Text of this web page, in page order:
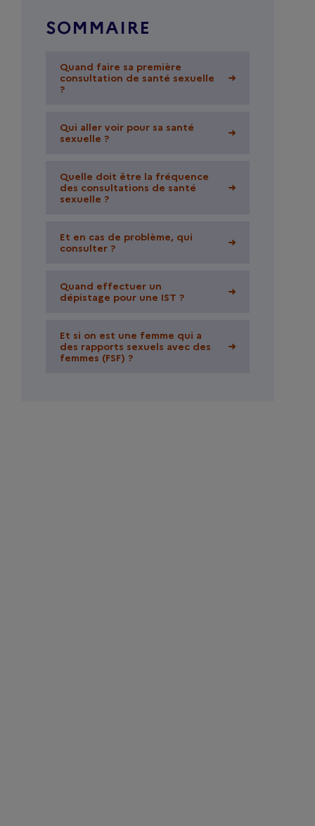
SOMMAIRE
Quand faire sa première
consultation de santé sexuelle
?
Quand faire sa première
consultation de santé sexuelle
?
Qui aller voir pour sa santé
sexuelle ?
Qui aller voir pour sa santé
sexuelle ?
Quelle doit être la fréquence
des consultations de santé
sexuelle ?
Quelle doit être la fréquence
des consultations de santé
sexuelle ?
Et en cas de problème, qui
consulter ?
Et en cas de problème, qui
consulter ?
Quand effectuer un
dépistage pour une IST ?
Quand effectuer un
dépistage pour une IST ?
Et si on est une femme qui a
des rapports sexuels avec des
femmes (FSF) ?
Et si on est une femme qui a
des rapports sexuels avec des
femmes (FSF) ?